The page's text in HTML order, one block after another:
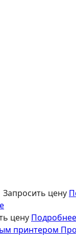
Запросить цену
цену Подробнее